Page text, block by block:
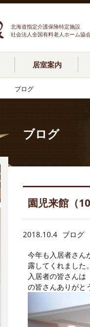
北海道指定介護保険特定施設
社会法人全国有料老人ホーム協
居室案内
ブログ
ブログ
園児来館（
2018.10.4 ブログ
今年も入居者さん
露してくれました
入居者の皆さんは
の皆さんありがと